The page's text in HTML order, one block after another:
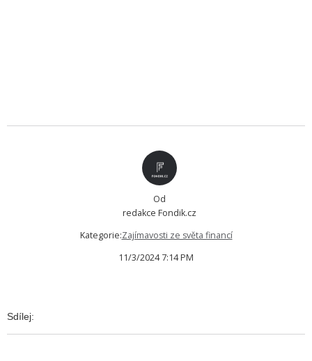
Od
redakce Fondik.cz
Kategorie:Zajímavosti ze světa financí
11/3/2024 7:14 PM
Sdílej: